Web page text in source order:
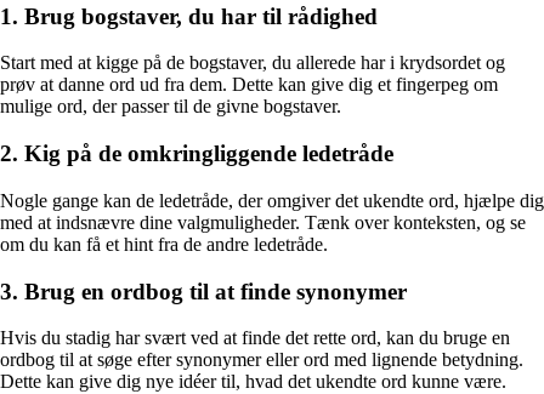
1. Brug bogstaver, du har til rådighed
Start med at kigge på de bogstaver, du allerede har i krydsordet og
prøv at danne ord ud fra dem. Dette kan give dig et fingerpeg om
mulige ord, der passer til de givne bogstaver.
2. Kig på de omkringliggende ledetråde
Nogle gange kan de ledetråde, der omgiver det ukendte ord, hjælpe dig
med at indsnævre dine valgmuligheder. Tænk over konteksten, og se
om du kan få et hint fra de andre ledetråde.
3. Brug en ordbog til at finde synonymer
Hvis du stadig har svært ved at finde det rette ord, kan du bruge en
ordbog til at søge efter synonymer eller ord med lignende betydning.
Dette kan give dig nye idéer til, hvad det ukendte ord kunne være.